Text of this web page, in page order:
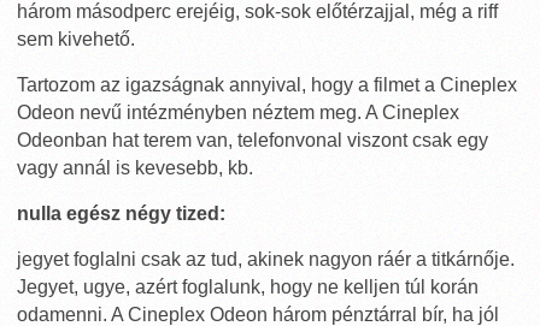
három másodperc erejéig, sok-sok előtérzajjal, még a riff
sem kivehető.
Tartozom az igazságnak annyival, hogy a filmet a Cineplex
Odeon nevű intézményben néztem meg. A Cineplex
Odeonban hat terem van, telefonvonal viszont csak egy
vagy annál is kevesebb, kb.
nulla egész négy tized:
jegyet foglalni csak az tud, akinek nagyon ráér a titkárnője.
Jegyet, ugye, azért foglalunk, hogy ne kelljen túl korán
odamenni. A Cineplex Odeon három pénztárral bír, ha jól